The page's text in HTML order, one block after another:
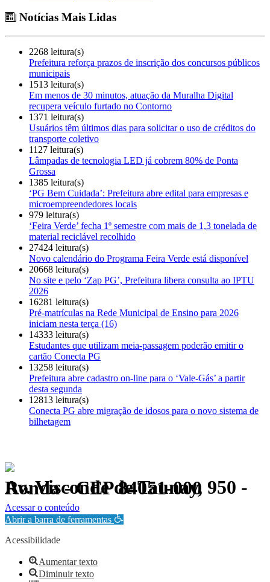
Notícias Mais Lidas
2268 leitura(s)
Prefeitura reforça prazos de inscrição dos concursos públicos
municipais
1513 leitura(s)
Em menos de 30 minutos, atuação da Muralha Digital
recupera veículo furtado no Contorno
1371 leitura(s)
Usuários têm últimos dias para solicitar o uso de créditos do
transporte coletivo
1127 leitura(s)
Lâmpadas de tecnologia LED já cobrem 80% de Ponta
Grossa
1385 leitura(s)
‘PG Bem Cuidada’: Prefeitura abre edital para empresas e
microempreendedores locais
979 leitura(s)
‘Feira Verde’ fecha 1º semestre com mais de 1,3 tonelada de
material reciclável recolhido
27424 leitura(s)
Novo calendário do Programa Feira Verde está disponível
20668 leitura(s)
No site e pelo ‘Zap PG’, Prefeitura libera consulta ao IPTU
2026
16281 leitura(s)
Pré-matrículas na Rede Municipal de Ensino para 2026
iniciam nesta terça (16)
14333 leitura(s)
Estudantes que utilizam meia-passagem poderão emitir o
cartão Conecta PG
13258 leitura(s)
Prefeitura abre cadastro on-line para o ‘Vale-Gás’ a partir
desta segunda
12813 leitura(s)
Conecta PG abre migração de idosos para o novo sistema de
bilhetagem
Av. Visconde de Taunay, 950 - Ronda - CEP 84051-000
Política de Privacidade.
Acessar o conteúdo
Abrir a barra de ferramentas
Acessibilidade
Aumentar texto
Diminuir texto